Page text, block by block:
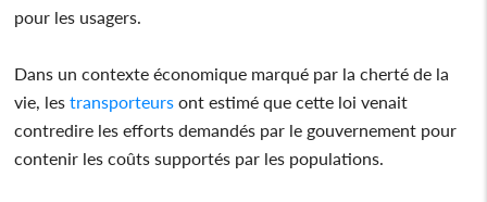
pour les usagers.
Dans un contexte économique marqué par la cherté de la
vie, les transporteurs ont estimé que cette loi venait
contredire les efforts demandés par le gouvernement pour
contenir les coûts supportés par les populations.